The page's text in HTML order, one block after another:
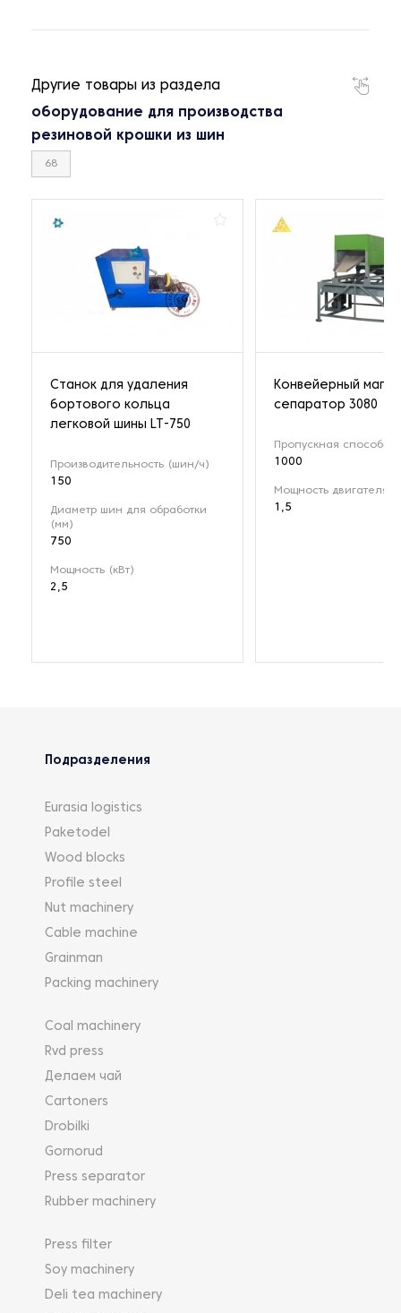
Другие товары из раздела
оборудование для производства
резиновой крошки из шин
68
Станок для удаления
бортового кольца
легковой шины LT-750
Производительность (шин/ч)
150
Диаметр шин для обработки
(мм)
750
Мощность (кВт)
2,5
Конвейерный
сепаратор 3080
Пропускная
1000
Мощность двигателя
1,5
Подразделения
Eurasia logistics
Paketodel
Wood blocks
Profile steel
Nut machinery
Cable machine
Grainman
Packing machinery
Coal machinery
Rvd press
Делаем чай
Cartoners
Drobilki
Gornorud
Press separator
Rubber machinery
Press filter
Soy machinery
Deli tea machinery